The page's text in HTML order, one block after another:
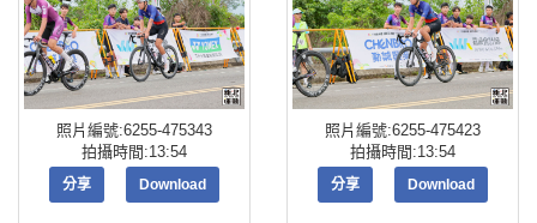
照片編號:6255-475343
拍攝時間:13:54
分享 Download
照片編號:6255-475423
拍攝時間:13:54
分享 Download